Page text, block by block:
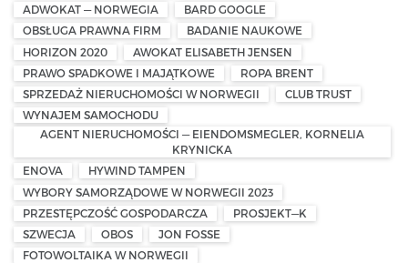
ADWOKAT — NORWEGIA
BARD GOOGLE
OBSŁUGA PRAWNA FIRM
BADANIE NAUKOWE
HORIZON 2020
AWOKAT ELISABETH JENSEN
PRAWO SPADKOWE I MAJĄTKOWE
ROPA BRENT
SPRZEDAŻ NIERUCHOMOŚCI W NORWEGII
CLUB TRUST
WYNAJEM SAMOCHODU
AGENT NIERUCHOMOŚCI — EIENDOMSMEGLER, KORNELIA
KRYNICKA
ENOVA
HYWIND TAMPEN
WYBORY SAMORZĄDOWE W NORWEGII 2023
PRZESTĘPCZOŚĆ GOSPODARCZA
PROSJEKT—K
SZWECJA
OBOS
JON FOSSE
FOTOWOLTAIKA W NORWEGII